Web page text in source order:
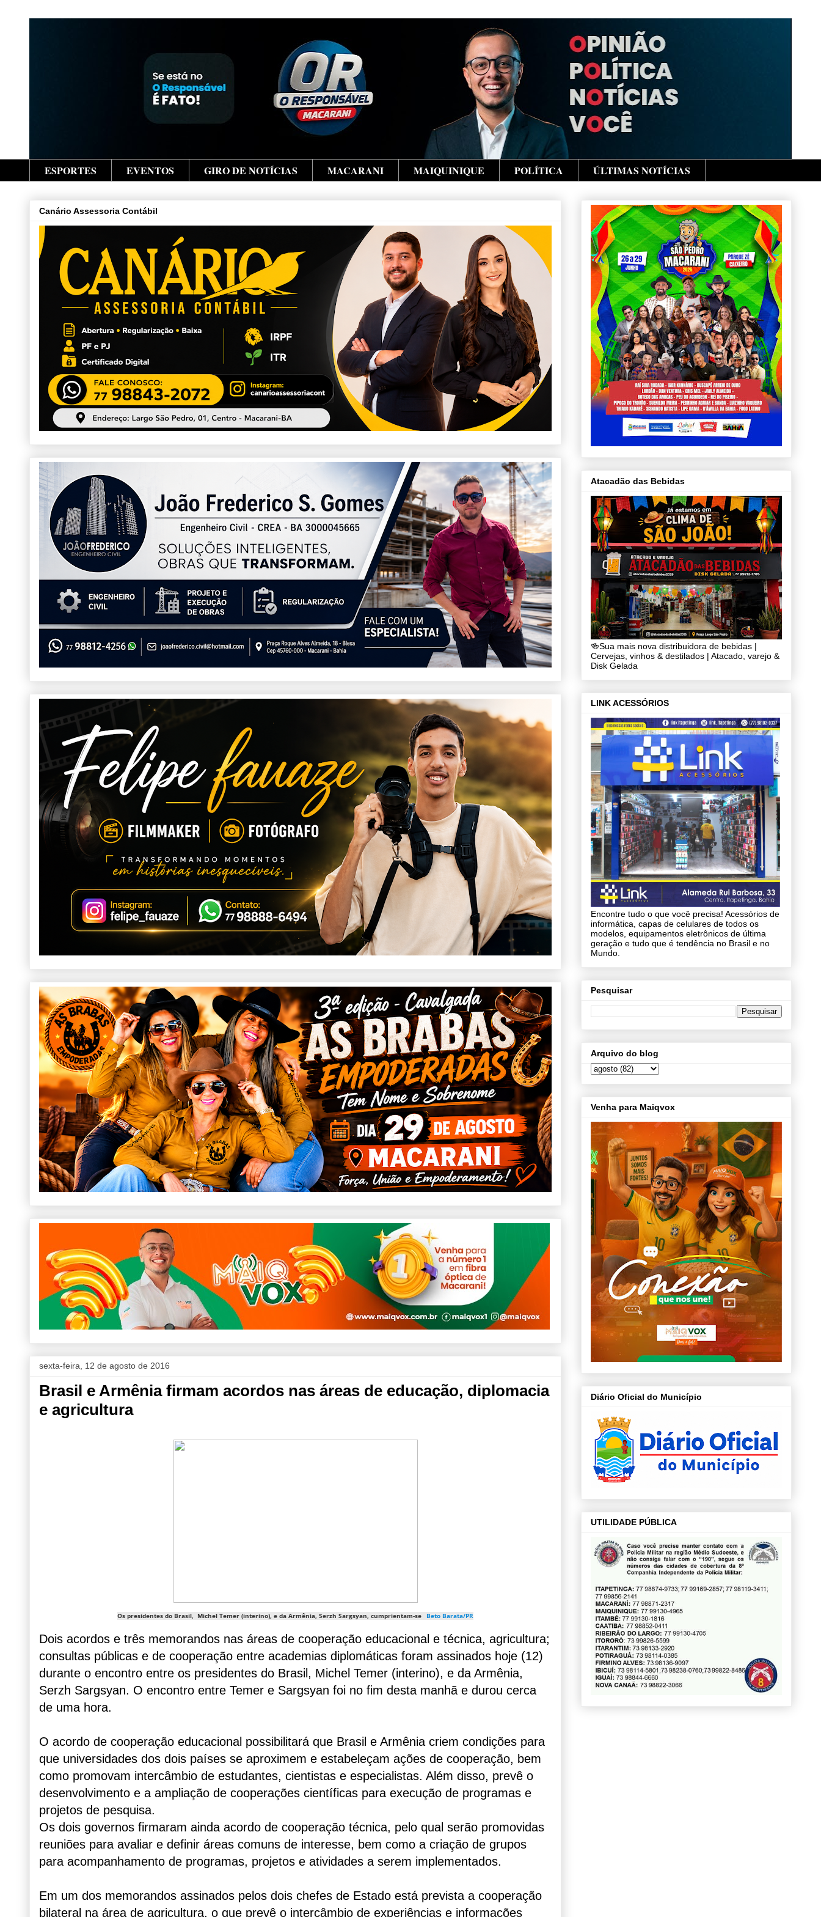
ESPORTES EVENTOS GIRO DE NOTÍCIAS MACARANI MAIQUINIQUE POLÍTICA ÚLTIMAS NOTÍCIAS
Canário Assessoria Contábil
sexta-feira, 12 de agosto de 2016
Brasil e Armênia firmam acordos nas áreas de educação, diplomacia
e agricultura
Os presidentes do Brasil, Michel Temer (interino), e da Armênia, Serzh Sargsyan, cumprientam-se Beto Barata/PR
Dois acordos e três memorandos nas áreas de cooperação educacional e técnica, agricultura;
consultas públicas e de cooperação entre academias diplomáticas foram assinados hoje (12)
durante o encontro entre os presidentes do Brasil, Michel Temer (interino), e da Armênia,
Serzh Sargsyan. O encontro entre Temer e Sargsyan foi no fim desta manhã e durou cerca
de uma hora.
O acordo de cooperação educacional possibilitará que Brasil e Armênia criem condições para
que universidades dos dois países se aproximem e estabeleçam ações de cooperação, bem
como promovam intercâmbio de estudantes, cientistas e especialistas. Além disso, prevê o
desenvolvimento e a ampliação de cooperações científicas para execução de programas e
projetos de pesquisa.
Os dois governos firmaram ainda acordo de cooperação técnica, pelo qual serão promovidas
reuniões para avaliar e definir áreas comuns de interesse, bem como a criação de grupos
para acompanhamento de programas, projetos e atividades a serem implementados.
Em um dos memorandos assinados pelos dois chefes de Estado está prevista a cooperação
bilateral na área de agricultura, o que prevê o intercâmbio de experiências e informações
Atacadão das Bebidas
🍻Sua mais nova distribuidora de bebidas |
Cervejas, vinhos & destilados | Atacado, varejo &
Disk Gelada
LINK ACESSÓRIOS
Encontre tudo o que você precisa! Acessórios de
informática, capas de celulares de todos os
modelos, equipamentos eletrônicos de última
geração e tudo que é tendência no Brasil e no
Mundo.
Pesquisar
Arquivo do blog
Venha para Maiqvox
Diário Oficial do Município
UTILIDADE PÚBLICA